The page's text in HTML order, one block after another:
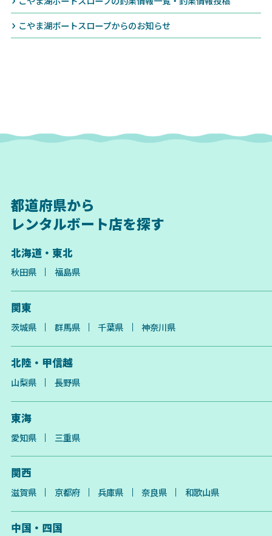
こやま湖ボートスロープからのお知らせ
都道府県から
レンタルボート店を探す
北海道・東北
秋田県 福島県
関東
茨城県 群馬県 千葉県 神奈川県
北陸・甲信越
山梨県 長野県
東海
愛知県 三重県
関西
滋賀県 京都府 兵庫県 奈良県 和歌山県
中国・四国